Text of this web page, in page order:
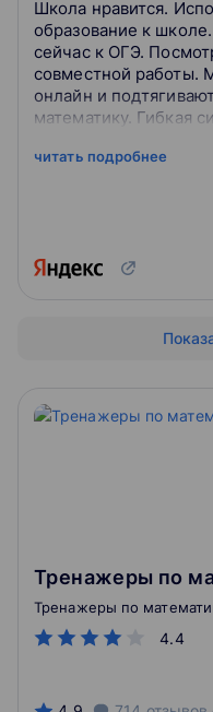
Школа нравится.
образование к
сейчас к ОГЭ.
совместной работы.
онлайн и
математику. Гибкая
читать подробнее
Тренажеры по
4.4
Тренажеры по